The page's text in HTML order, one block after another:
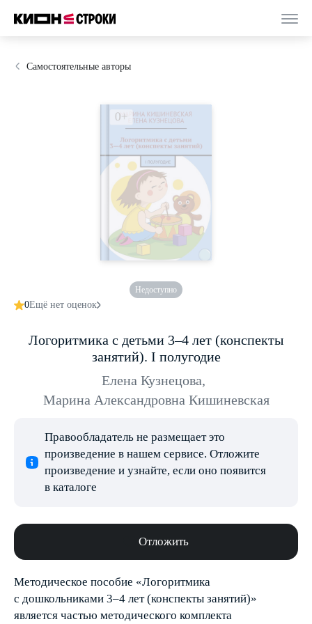
Самостоятельные авторы
Недоступно
0Ещё нет оценок
Логоритмика с детьми 3–4 лет (конспекты
занятий). I полугодие
Елена Кузнецова,
Марина Александровна Кишиневская
Правообладатель не размещает это
произведение в нашем сервисе. Отложите
произведение и узнайте, если оно появится
в каталоге
Отложить
Методическое пособие «Логоритмика
с дошкольниками 3–4 лет (конспекты занятий)»
является частью методического комплекта